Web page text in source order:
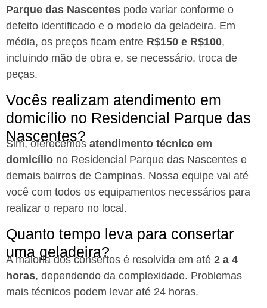
Parque das Nascentes pode variar conforme o
defeito identificado e o modelo da geladeira. Em
média, os preços ficam entre R$150 e R$100,
incluindo mão de obra e, se necessário, troca de
peças.
Vocês realizam atendimento em
domicílio no Residencial Parque das
Nascentes?
Sim, oferecemos atendimento técnico em
domicílio no Residencial Parque das Nascentes e
demais bairros de Campinas. Nossa equipe vai até
você com todos os equipamentos necessários para
realizar o reparo no local.
Quanto tempo leva para consertar
uma geladeira?
A maioria dos consertos é resolvida em até 2 a 4
horas, dependendo da complexidade. Problemas
mais técnicos podem levar até 24 horas.